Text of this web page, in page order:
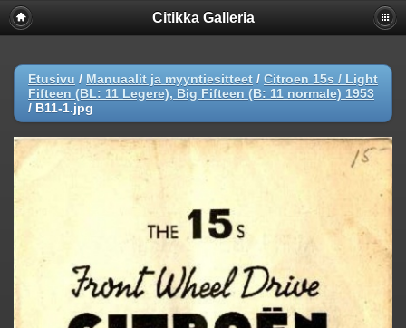
Citikka Galleria
Etusivu / Manuaalit ja myyntiesitteet / Citroen 15s / Light
Fifteen (BL: 11 Legere), Big Fifteen (B: 11 normale) 1953
/ B11-1.jpg